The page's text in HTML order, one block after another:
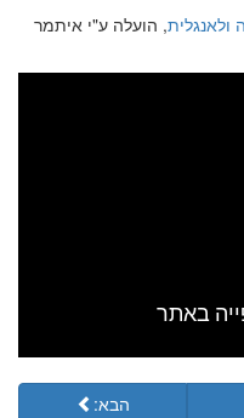
, הועלה ע"י איתמר
הבא: